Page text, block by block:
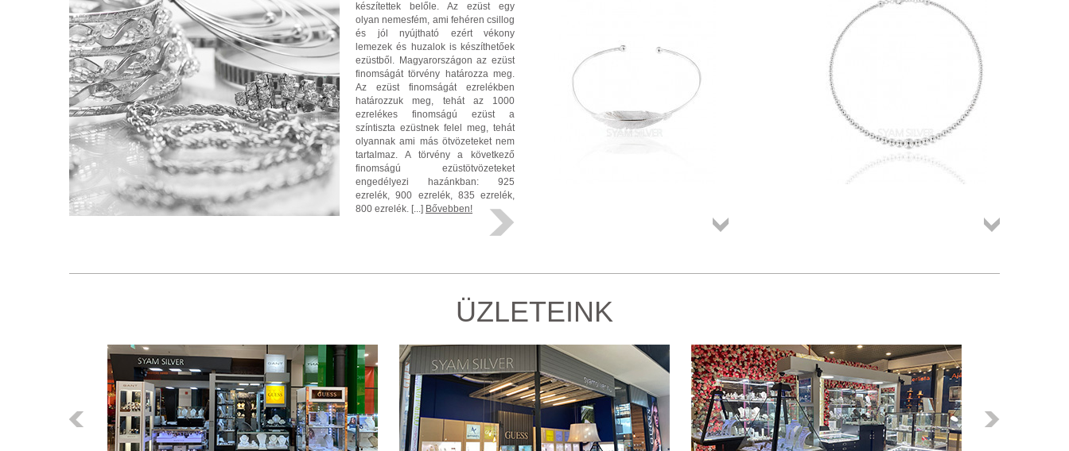
készítettek belőle. Az ezüst egy
olyan nemesfém, ami fehéren csillog
és jól nyújtható ezért vékony
lemezek és huzalok is készíthetőek
ezüstből. Magyarországon az ezüst
finomságát törvény határozza meg.
Az ezüst finomságát ezrelékben
határozzuk meg, tehát az 1000
ezrelékes finomságú ezüst a
színtiszta ezüstnek felel meg, tehát
olyannak ami más ötvözeteket nem
tartalmaz. A törvény a következő
finomságú ezüstötvözeteket
engedélyezi hazánkban: 925
ezrelék, 900 ezrelék, 835 ezrelék,
800 ezrelék. [...] Bővebben!
ÜZLETEINK
Előző